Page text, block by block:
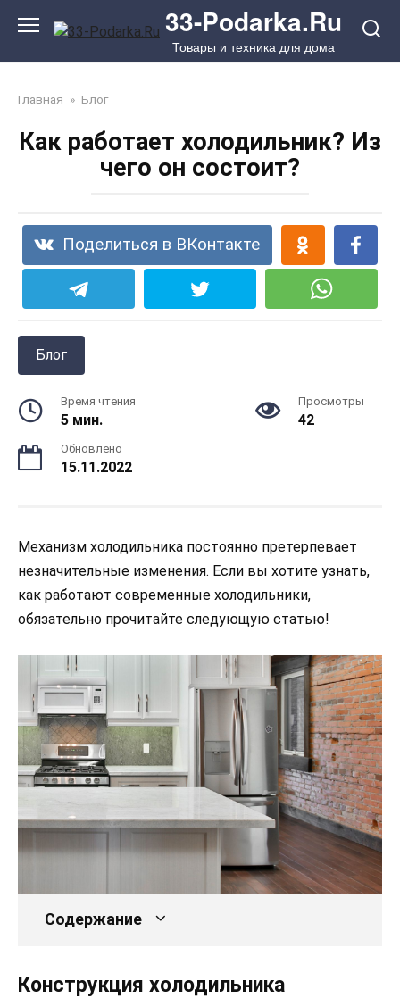
33-Podarka.Ru
Товары и техника для дома
Главная » Блог
Как работает холодильник? Из
чего он состоит?
Поделиться в ВКонтакте
Блог
Время чтения
5 мин.
Просмотры
42
Обновлено
15.11.2022
Механизм холодильника постоянно претерпевает
незначительные изменения. Если вы хотите узнать,
как работают современные холодильники,
обязательно прочитайте следующую статью!
Содержание
Конструкция холодильника